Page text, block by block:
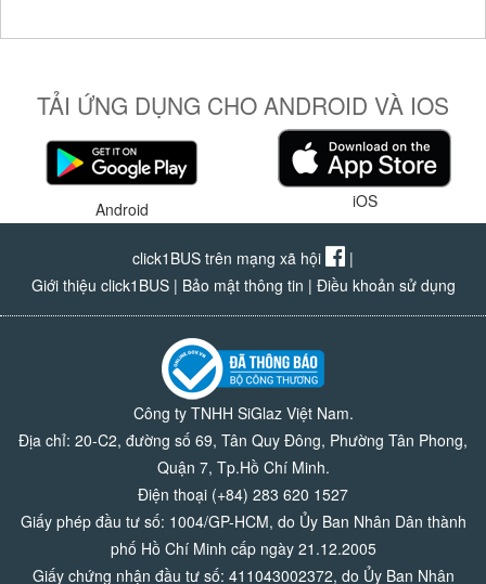
TẢI ỨNG DỤNG CHO ANDROID VÀ IOS
Android iOS
click1BUS trên mạng xã hội
|
Giới thiệu click1BUS| Bảo mật thông tin | Điều khoản sử dụng
Công ty TNHH SiGlaz Việt Nam.
Địa chỉ: 20-C2, đường số 69, Tân Quy Đông, Phường Tân Phong,
Quận 7, Tp.Hồ Chí Minh.
Điện thoại (+84) 283 620 1527
Giấy phép đầu tư số: 1004/GP-HCM, do Ủy Ban Nhân Dân thành
phố Hồ Chí Minh cấp ngày 21.12.2005
Giấy chứng nhận đầu tư số: 411043002372, do Ủy Ban Nhân